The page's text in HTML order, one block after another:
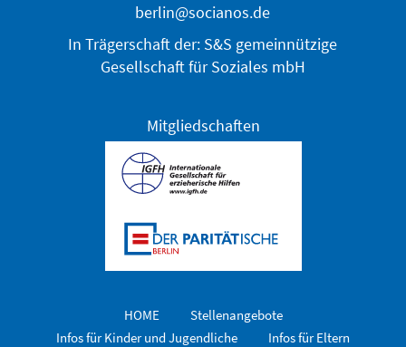
berlin@socianos.de
In Trägerschaft der: S&S gemeinnützige
Gesellschaft für Soziales mbH
Mitgliedschaften
HOME
Stellenangebote
Infos für Kinder und Jugendliche
Infos für Eltern